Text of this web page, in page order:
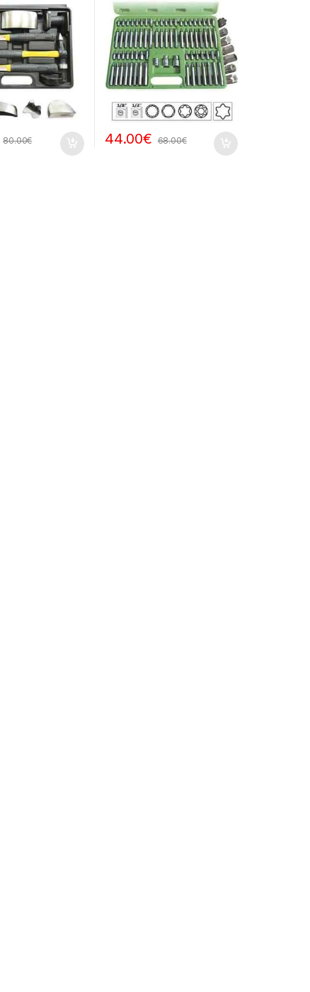
80.00€ 44.00€ 68.00€